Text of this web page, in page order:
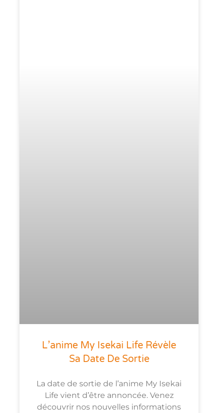
L’anime My Isekai Life Révèle
Sa Date De Sortie
La date de sortie de l’anime My Isekai
Life vient d’être annoncée. Venez
découvrir nos nouvelles informations